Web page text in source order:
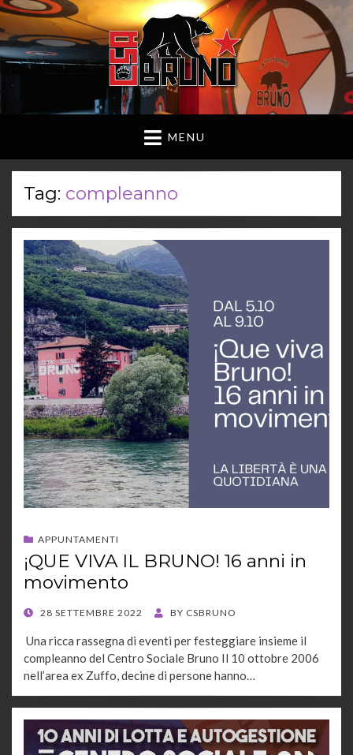
MENU
Tag: compleanno
APPUNTAMENTI
¡QUE VIVA IL BRUNO! 16 anni in
movimento
POSTED
28 SETTEMBRE 2022 BY CSBRUNO
Una ricca rassegna di eventi per festeggiare insieme il
compleanno del Centro Sociale Bruno Il 10 ottobre 2006
nell’area ex Zuffo, decine di persone hanno…